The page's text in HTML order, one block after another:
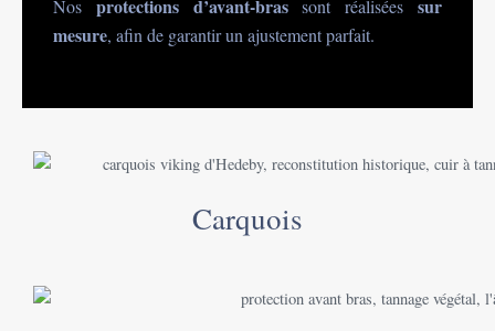
Nos protections d’avant-brassont réalisées sur
mesure, afin de garantir un ajustement parfait.
Carquois